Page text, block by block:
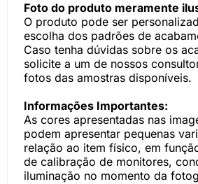
Foto do produto meramente
O produto pode ser
escolha dos padrões de
Caso tenha dúvidas sobre os
solicite a um de nossos
fotos das amostras disponíveis.
Informações Importantes:
As cores apresentadas nas
podem apresentar pequenas
relação ao item físico, em
de calibração de monitores,
iluminação no momento da